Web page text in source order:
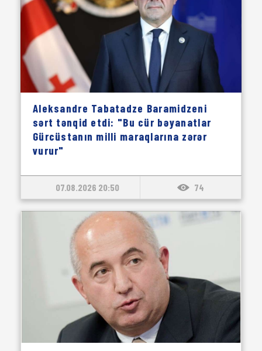
Aleksandre Tabatadze Baramidzeni
sərt tənqid etdi: "Bu cür bəyanatlar
Gürcüstanın milli maraqlarına zərər
vurur"
07.08.2026 20:50 74